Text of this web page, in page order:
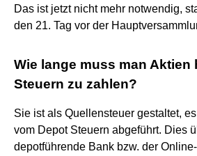
Das ist jetzt nicht mehr notwendig,
den 21. Tag vor der
Wie lange muss man Aktien
Steuern zu zahlen?
Sie ist als Quellensteuer gestaltet,
vom Depot Steuern abgeführt. Dies
depotführende Bank bzw. der